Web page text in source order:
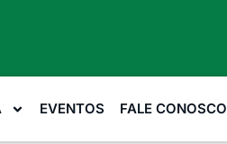
EVENTOS FALE CONOSCO